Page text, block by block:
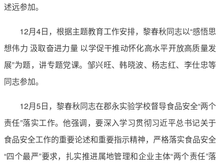
述远参加。
12月4日，根据主题教育工作安排，黎春秋同志以“感悟思
想伟力 汲取奋进力量 以学促干推动怀化高水平开放高质量发
展”为题，讲专题党课。邹兴旺、韩晓波、杨志红、李仕忠等
同志参加。
12月5日，黎春秋同志在郡永实验学校督导食品安全“两个
责任”落实工作。他强调，要深入学习贯彻习近平总书记关于
食品安全工作的重要论述和重要指示精神，严格落实食品安全
“四个最严”要求，扎实推进属地管理和企业主体“两个责任”落